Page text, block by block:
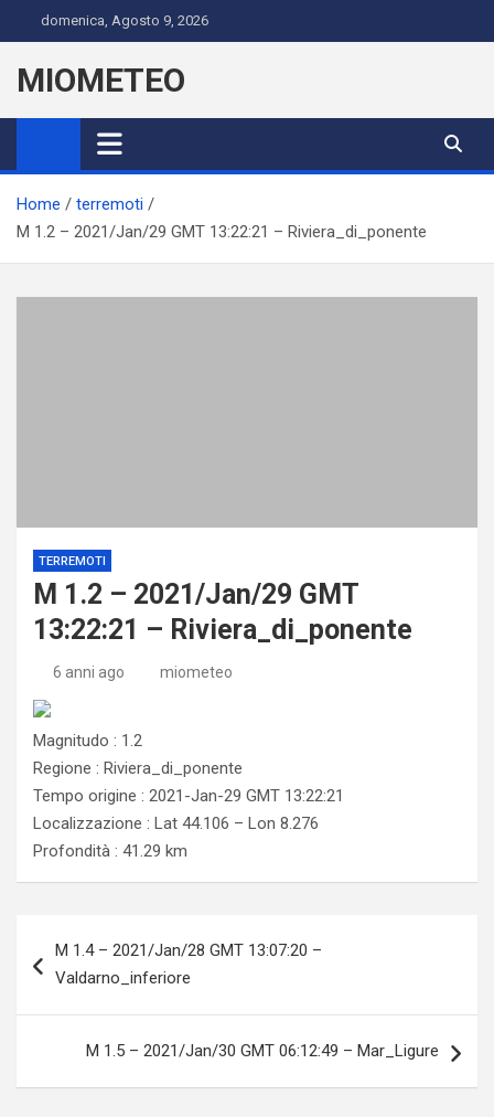
to
content
domenica, Agosto 9, 2026
MIOMETEO
Home
terremoti
M 1.2 – 2021/Jan/29 GMT 13:22:21 – Riviera_di_ponente
TERREMOTI
M 1.2 – 2021/Jan/29 GMT
13:22:21 – Riviera_di_ponente
6 anni ago miometeo
Magnitudo : 1.2
Regione : Riviera_di_ponente
Tempo origine : 2021-Jan-29 GMT 13:22:21
Localizzazione : Lat 44.106 – Lon 8.276
Profondità : 41.29 km
articoli
M 1.4 – 2021/Jan/28 GMT 13:07:20 –
Valdarno_inferiore
M 1.5 – 2021/Jan/30 GMT 06:12:49 – Mar_Ligure